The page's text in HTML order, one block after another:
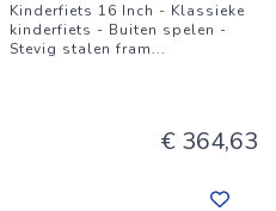
Kinderfiets 16 Inch - Klassieke
kinderfiets - Buiten spelen -
Stevig stalen fram...
€ 364,63